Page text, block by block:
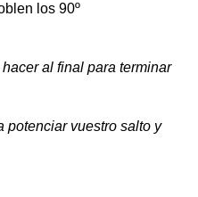
los 90º
al final para terminar
potenciar vuestro salto y